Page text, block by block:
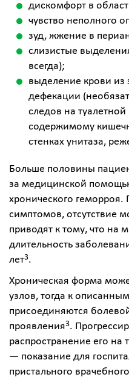
дискомфорт в
чувство неполного
зуд, жжение в
слизистые
всегда);
выделение крови из
дефекации
следов на
содержимому
стенках унитаза,
Больше половины
за медицинской
хронического геморроя.
симптомов, отсутствие
приводят к тому, что на
длительность
лет3.
Хроническая форма
узлов, тогда к
присоединяются
проявления3.
распространение его на
— показание для
пристального